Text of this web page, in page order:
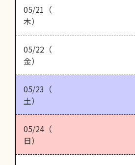
05/21（
木）
05/22（
金）
05/23（
土）
05/24（
日）